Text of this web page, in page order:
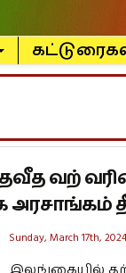
வற்
அரசாங்கம்
Sunday, March 17th, 2024